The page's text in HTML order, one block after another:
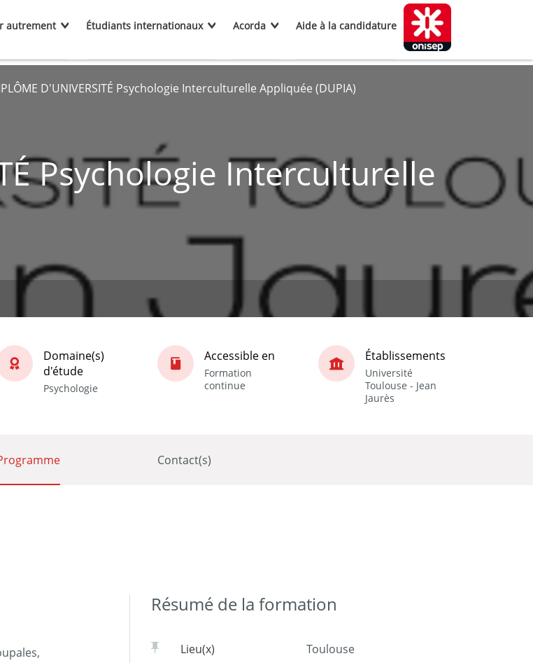
autrement Étudiants internationaux Acorda Aide à la candidature
D'UNIVERSITÉ Psychologie Interculturelle Appliquée (DUPIA)
Psychologie Interculturelle
Domaine(s)
d'étude
Psychologie
Accessible en
Formation
continue
Établissements
Université
Toulouse - Jean
Jaurès
Contact(s)
Résumé de la formation
Lieu(x) Toulouse